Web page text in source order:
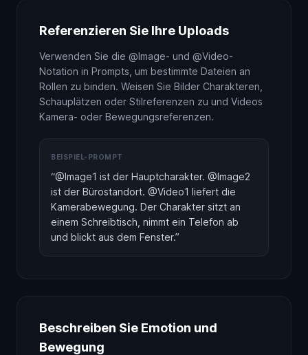
Referenzieren Sie Ihre Uploads
Verwenden Sie die @Image- und @Video-
Notation in Prompts, um bestimmte Dateien an
Rollen zu binden. Weisen Sie Bilder Charakteren,
Schauplätzen oder Stilreferenzen zu und Videos
Kamera- oder Bewegungsreferenzen.
BEISPIEL-PROMPT
“@Image1 ist der Hauptcharakter. @Image2
ist der Bürostandort. @Video1 liefert die
Kamerabewegung. Der Charakter sitzt an
einem Schreibtisch, nimmt ein Telefon ab
und blickt aus dem Fenster.”
Beschreiben Sie Emotion und
Bewegung